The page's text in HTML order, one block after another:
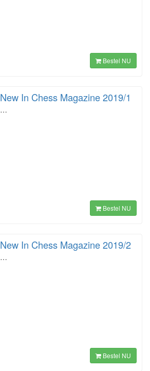
Bestel NU
New In Chess Magazine 2019/1
…
Bestel NU
New In Chess Magazine 2019/2
…
Bestel NU